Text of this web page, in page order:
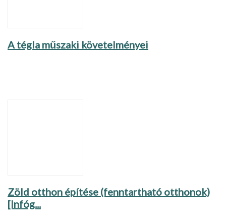
A tégla műszaki követelményei
Zöld otthon építése (fenntartható otthonok)
[Infóg...